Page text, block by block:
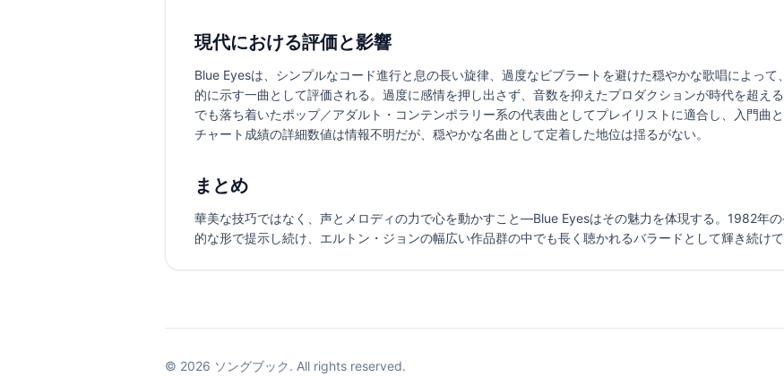
現代における評価と影響
Blue Eyesは、シンプルなコード進行と息の長い旋律、過度なビブラートを避けた穏やかな歌唱によっ
的に示す一曲として評価される。過度に感情を押し出さず、音数を抑えたプロダクションが時代を超え
でも落ち着いたポップ／アダルト・コンテンポラリー系の代表曲としてプレイリストに適合し、入門曲
チャート成績の詳細数値は情報不明だが、穏やかな名曲として定着した地位は揺るがない。
まとめ
華美な技巧ではなく、声とメロディの力で心を動かすこと—Blue Eyesはその魅力を体現する。1982年
的な形で提示し続け、エルトン・ジョンの幅広い作品群の中でも長く聴かれるバラードとして輝き続けて
© 2026 ソングブック. All rights reserved.